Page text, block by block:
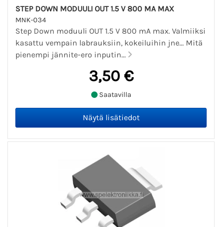
STEP DOWN MODUULI OUT 1.5 V 800 MA MAX
MNK-034
Step Down moduuli OUT 1.5 V 800 mA max. Valmiiksi
kasattu vempain labrauksiin, kokeiluihin jne... Mitä
pienempi jännite-ero inputin...
3,50 €
Saatavilla